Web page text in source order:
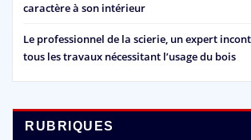
caractère à son intérieur
Le professionnel de la scierie, un expert
tous les travaux nécessitant l’usage du bois
RUBRIQUES